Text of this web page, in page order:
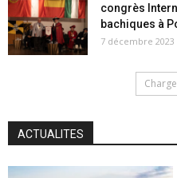
congrès
bachiques à
7 décembre 2023
ACTUALITES